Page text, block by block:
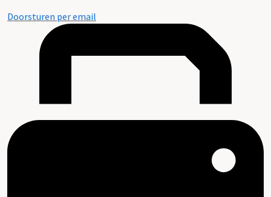
Doorsturen per email